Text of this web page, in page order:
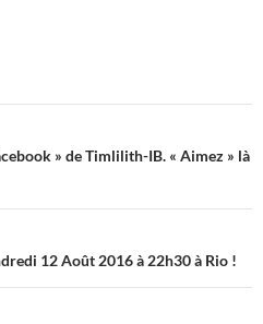
» de Timlilith-IB. « Aimez » là
12 Août 2016 à 22h30 à Rio !